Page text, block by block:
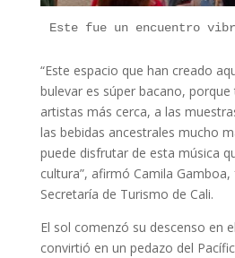
Este fue un encuentro
“Este espacio que han creado
bulevar es súper bacano,
artistas más cerca, a las
las bebidas ancestrales mucho
puede disfrutar de esta música
cultura”, afirmó Camila
Secretaría de Turismo de Cali.
El sol comenzó su descenso en
convirtió en un pedazo del